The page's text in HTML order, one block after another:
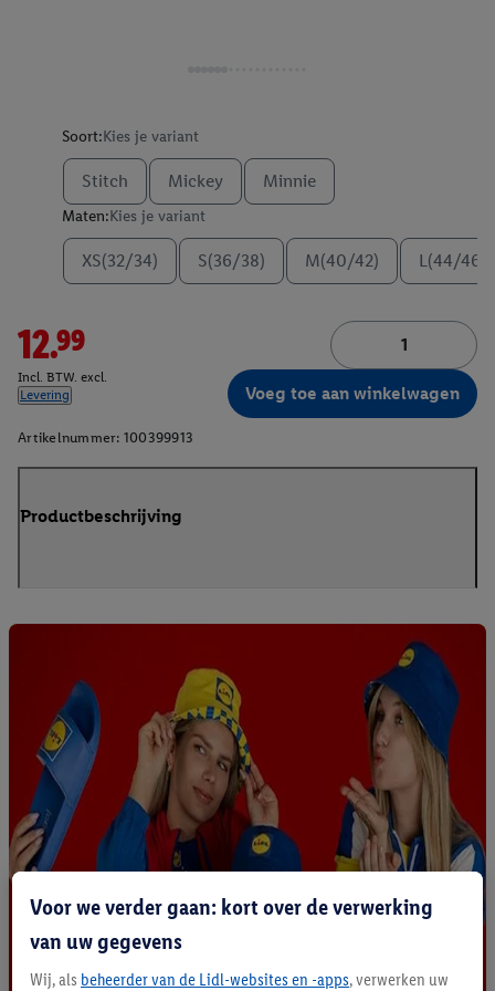
Soort:Kies je variant
Stitch Mickey Minnie
Maten:Kies je variant
XS(32/34) S(36/38) M(40/42) L(44/46)
12.99
Incl. BTW. excl.
Levering
Voeg toe aan winkelwagen
Artikelnummer: 100399913
Productbeschrijving
Voor we verder gaan: kort over de verwerking
van uw gegevens
Wij, als beheerder van de Lidl-websites en -apps, verwerken uw